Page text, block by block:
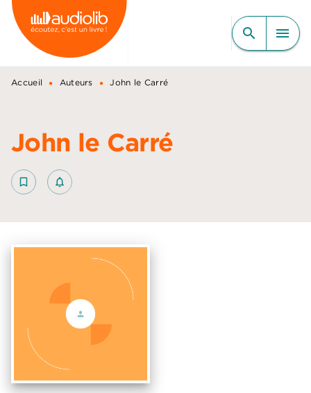
MENU RECHERCHE
CONTENU
PIED DE PAGE
search menu
Accueil • Auteurs • John le Carré
John le Carré
bookmark_border notifications_none_outlined